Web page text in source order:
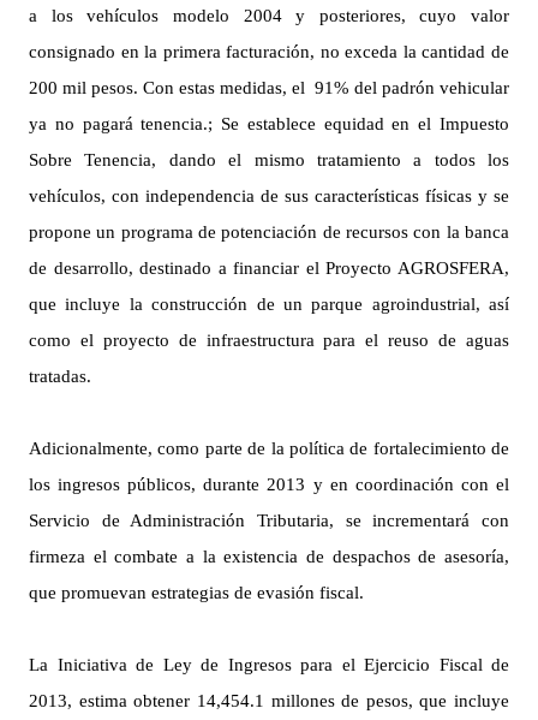
a los vehículos modelo 2004 y posteriores, cuyo valor
consignado en la primera facturación, no exceda la cantidad de
200 mil pesos. Con estas medidas, el 91% del padrón vehicular
ya no pagará tenencia.; Se establece equidad en el Impuesto
Sobre Tenencia, dando el mismo tratamiento a todos los
vehículos, con independencia de sus características físicas y se
propone un programa de potenciación de recursos con la banca
de desarrollo, destinado a financiar el Proyecto AGROSFERA,
que incluye la construcción de un parque agroindustrial, así
como el proyecto de infraestructura para el reuso de aguas
tratadas.
Adicionalmente, como parte de la política de fortalecimiento de
los ingresos públicos, durante 2013 y en coordinación con el
Servicio de Administración Tributaria, se incrementará con
firmeza el combate a la existencia de despachos de asesoría,
que promuevan estrategias de evasión fiscal.
La Iniciativa de Ley de Ingresos para el Ejercicio Fiscal de
2013, estima obtener 14,454.1 millones de pesos, que incluye